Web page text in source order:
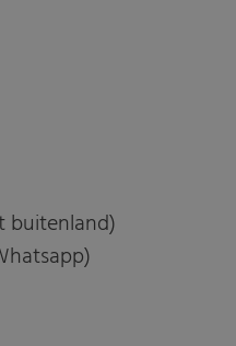
buitenland)